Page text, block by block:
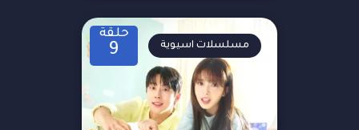
حلقة
9 مسلسلات اسيوية